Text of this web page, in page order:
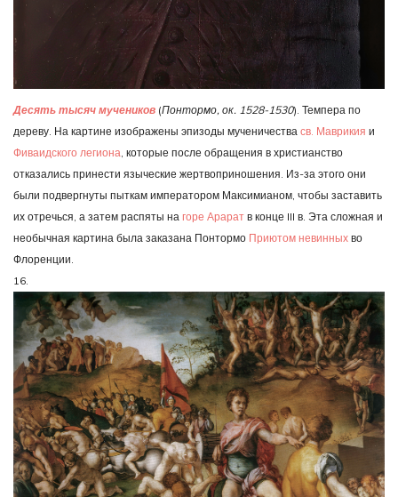
Десять тысяч мучеников (Понтормо, ок. 1528-1530). Темпера по
дереву. На картине изображены эпизоды мученичества св. Маврикия и
Фиваидского легиона, которые после обращения в христианство
отказались принести языческие жертвоприношения. Из-за этого они
были подвергнуты пыткам императором Максимианом, чтобы заставить
их отречься, а затем распяты на горе Арарат в конце III в. Эта сложная и
необычная картина была заказана Понтормо Приютом невинных во
Флоренции.
16.